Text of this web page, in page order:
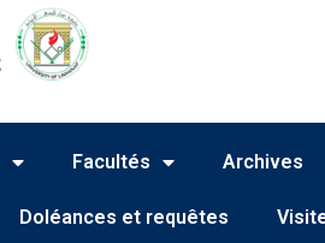
Facultés Archives
Doléances et requêtes